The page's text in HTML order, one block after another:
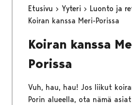
Etusivu Yyteri
Luonto ja
Koiran kanssa Meri-Porissa
Koiran kanssa
Porissa
Vuh, hau, hau! Jos liikut
Porin alueella, ota nämä